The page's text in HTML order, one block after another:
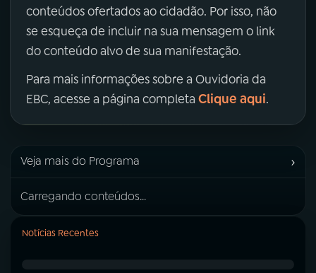
conteúdos ofertados ao cidadão. Por isso, não
se esqueça de incluir na sua mensagem o link
do conteúdo alvo de sua manifestação.
Para mais informações sobre a Ouvidoria da
EBC, acesse a página completa Clique aqui.
Veja mais do Programa ›
Carregando conteúdos...
Notícias Recentes